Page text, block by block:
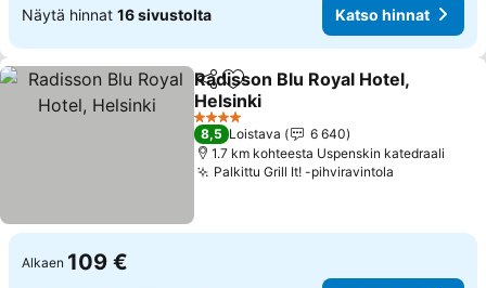
Näytä hinnat 16 sivustolta Katso hinnat
Jaa Lisää suosikkeihin
Radisson Blu Royal Hotel,
Helsinki
4 Tähtiluokitus
8,5 Loistava
6 640
1.7 km kohteesta Uspenskin katedraali
Palkittu Grill It! -pihviravintola
Alkaen 109 €